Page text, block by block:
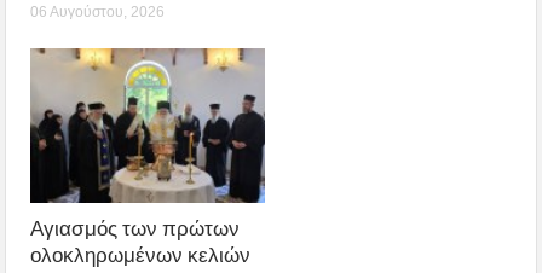
06 Αυγούστου, 2026
Αγιασμός των πρώτων
ολοκληρωμένων κελιών